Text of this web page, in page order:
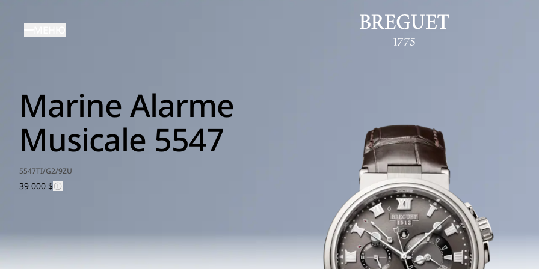
основному
Marine Alarme
Musicale 5547
5547TI/G2/9ZU
39 000 $